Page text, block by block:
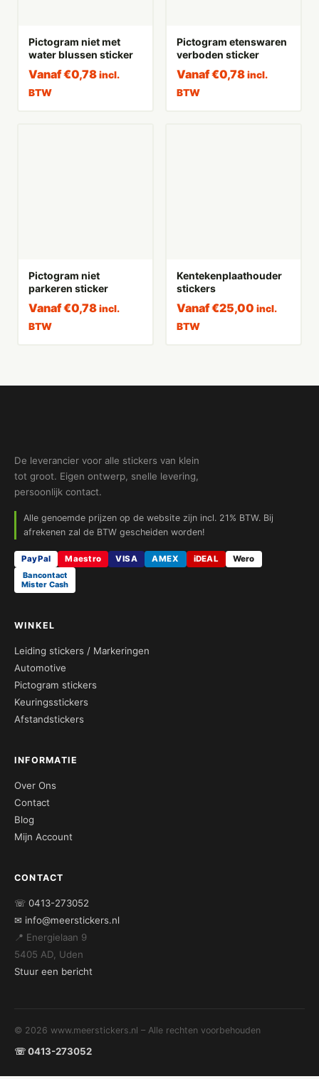
Pictogram niet met
water blussen sticker
Vanaf€0,78 incl.
BTW
Pictogram etenswaren
verboden sticker
Vanaf€0,78 incl.
BTW
Pictogram niet
parkeren sticker
Vanaf€0,78 incl.
BTW
Kentekenplaathouder
stickers
Vanaf€25,00 incl.
BTW
De leverancier voor alle stickers van klein
tot groot. Eigen ontwerp, snelle levering,
persoonlijk contact.
Alle genoemde prijzen op de website zijn incl. 21% BTW. Bij
afrekenen zal de BTW gescheiden worden!
PayPal Maestro VISA AMEX iDEAL
Wero
Bancontact
Mister Cash
WINKEL
Leiding stickers / Markeringen
Automotive
Pictogram stickers
Keuringsstickers
Afstandstickers
INFORMATIE
Over Ons
Contact
Blog
Mijn Account
CONTACT
☏ 0413-273052
✉ info@meerstickers.nl
📍 Energielaan 9
5405 AD, Uden
Stuur een bericht
© 2026 www.meerstickers.nl – Alle rechten voorbehouden
☏ 0413-273052